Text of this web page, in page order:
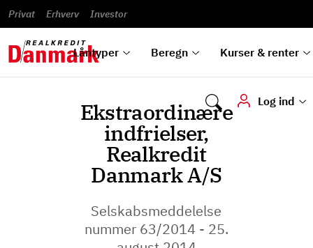
Privat Erhverv Investor
Låntyper Beregn Kurser & renter
Log ind
til bolig
Alle
låntyper
omlægning
Se alle
beregnere
Renteprognose
Bestil
kursovervågning
rentetilpasning
vilkår
Blanketter
Samarbejdspartnere
guides
hvad
vi kan
tilbyde
Ekstraordinære
indfrielser,
Realkredit
Danmark A/S
Selskabsmeddelelse
nummer 63/2014 - 25.